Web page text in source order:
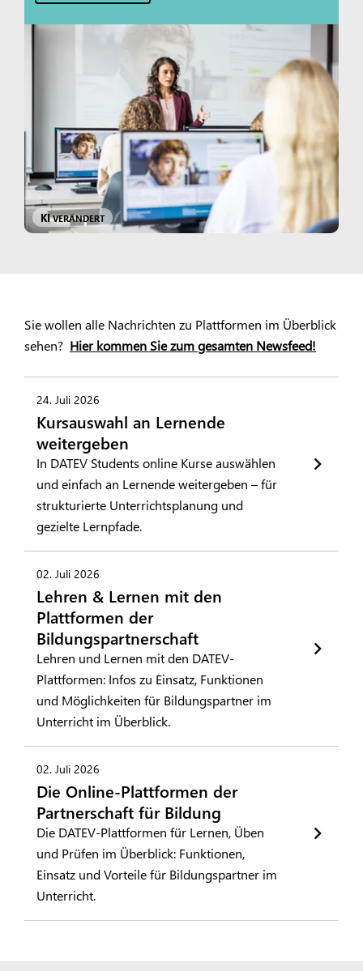
KIVERÄNDERT
Sie wollen alle Nachrichten zu Plattformen im Überblick
sehen? Hier kommen Sie zum gesamten Newsfeed!
24. Juli 2026
Kursauswahl an Lernende
weitergeben
In DATEV Students online Kurse auswählen
und einfach an Lernende weitergeben – für
strukturierte Unterrichtsplanung und
gezielte Lernpfade.
02. Juli 2026
Lehren & Lernen mit den
Plattformen der
Bildungspartnerschaft
Lehren und Lernen mit den DATEV-
Plattformen: Infos zu Einsatz, Funktionen
und Möglichkeiten für Bildungspartner im
Unterricht im Überblick.
02. Juli 2026
Die Online-Plattformen der
Partnerschaft für Bildung
Die DATEV-Plattformen für Lernen, Üben
und Prüfen im Überblick: Funktionen,
Einsatz und Vorteile für Bildungspartner im
Unterricht.